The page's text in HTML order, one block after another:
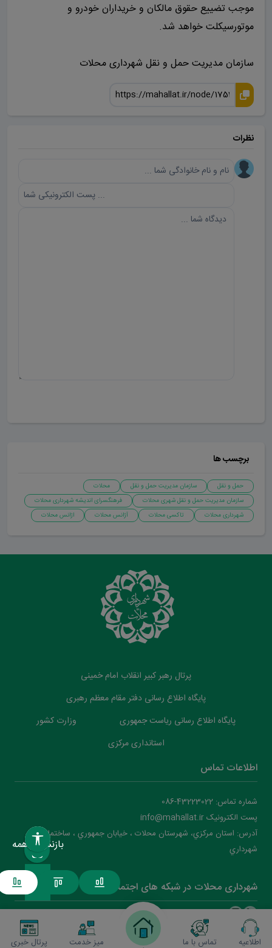
اطلاعیه تماس با ما میز خدمت پرتال خبری
موجب تضییع حقوق مالکان و خریداران خودرو و
موتورسیکلت خواهد شد.
سازمان مدیریت حمل و نقل شهرداری محلات
نظرات
برچسب ها
حمل و نقل سازمان مدیریت حمل و نقل
محلات
سازمان مدیریت حمل و نقل شهری محلات
فرهنگسرای اندیشه شهرداری محلات
شهرداری محلات
تاکسی محلات آژانس محلات اژانس محلات
پرتال رهبر کبیر انقلاب امام خمینی
پایگاه اطلاع رسانی دفتر مقام معظم رهبری
پایگاه اطلاع رسانی ریاست جمهوری
وزارت کشور
استانداری مرکزی
اطلاعات تماس
شماره تماس: 43223022-086
پست الکترونیک info@mahallat.ir
آدرس: استان مرکزي، شهرستان محلات ‌‌‌، خيابان جمهوري ، ساختمان
شهرداري
شهرداری محلات در شبکه های اجتماعی
شهرداری محلات 2026(نسخه )
بازنشانی همه